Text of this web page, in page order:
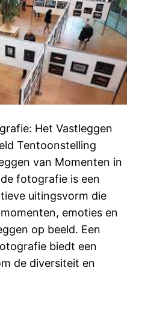
Het Vastleggen
Tentoonstelling
van Momenten in
fotografie is een
uitingsvorm die
emoties en
op beeld. Een
biedt een
de diversiteit en